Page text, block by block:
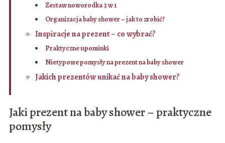
Zestaw noworodka 3 w 1
Organizacja baby shower – jak to zrobić?
Inspiracje na prezent – co wybrać?
Praktyczne upominki
Nietypowe pomysły na prezent na baby shower
Jakich prezentów unikać na baby shower?
Jaki prezent na baby shower – praktyczne
pomysły